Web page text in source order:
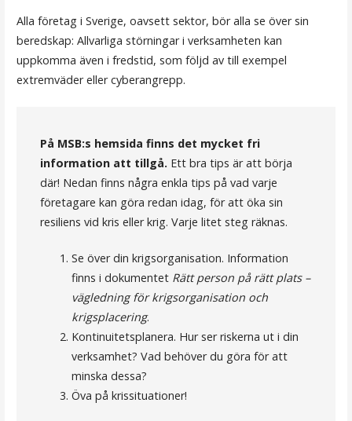
Alla företag i Sverige, oavsett sektor, bör alla se över sin
beredskap: Allvarliga störningar i verksamheten kan
uppkomma även i fredstid, som följd av till exempel
extremväder eller cyberangrepp.
På MSB:s hemsida finns det mycket fri
information att tillgå. Ett bra tips är att börja
där! Nedan finns några enkla tips på vad varje
företagare kan göra redan idag, för att öka sin
resiliens vid kris eller krig. Varje litet steg räknas.
Se över din krigsorganisation. Information
finns i dokumentet Rätt person på rätt plats –
vägledning för krigsorganisation och
krigsplacering.
Kontinuitetsplanera. Hur ser riskerna ut i din
verksamhet? Vad behöver du göra för att
minska dessa?
Öva på krissituationer!